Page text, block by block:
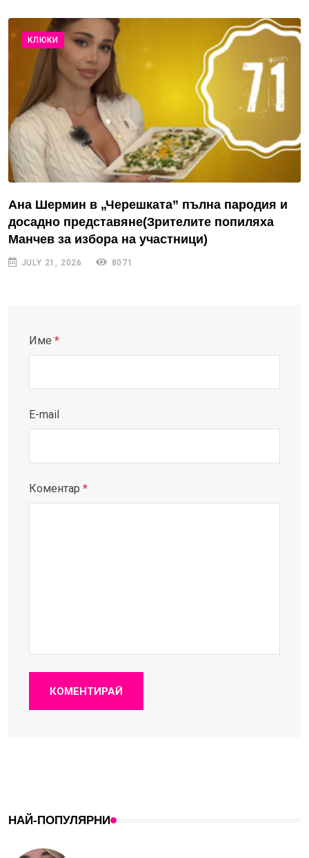
КЛЮКИ
Ана Шермин в „Черешката” пълна пародия и
досадно представяне(Зрителите попиляха
Манчев за избора на участници)
JULY 21, 2026 8071
Име *
E-mail
Коментар *
КОМЕНТИРАЙ
НАЙ-ПОПУЛЯРНИ